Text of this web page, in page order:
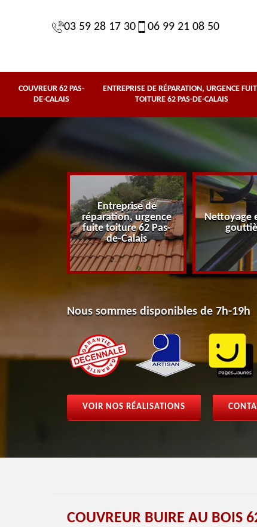
03 59 28 17 30 06 99 21 08 50
COUVREUR 62 PAS-
DE-CALAIS
ENTREPRISE DE RÉPARATION, URGENCE
TOITURE 62 PAS-DE-CALAIS
Entreprise de
réparation, urgence
fuite toiture 62 Pas-
de-Calais
Nettoyage
Nous sommes disponibles de 7h-19h
VOIR NOS RÉALISATIONS
COUVREUR BUIRE AU BOIS